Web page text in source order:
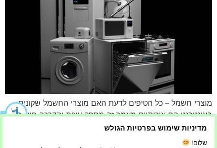
מוצרי חשמל – כל הטיפים לדעת האם מוצרי החשמל שקונים
באינטרנט הם איכותיים מאמר זה מספק עצות והדרכה חשובות
לקביעת איכות מוצרי החשמל הנרכשים באינטרנט, ומבטיח
לצרכנים לקבל החלטות מושכלות ולהימנע מסכנות בטיחותיות
מדיניות שימוש בפרטיות הגולש
שלום!